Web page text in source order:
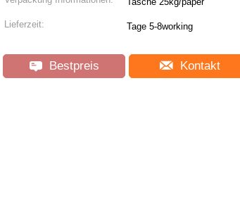
Lieferzeit: Tage 5-8working
Bestpreis Kontakt